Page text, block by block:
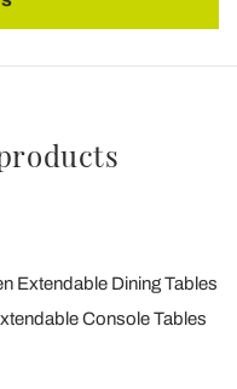
Extendable Dining Tables
Console Tables